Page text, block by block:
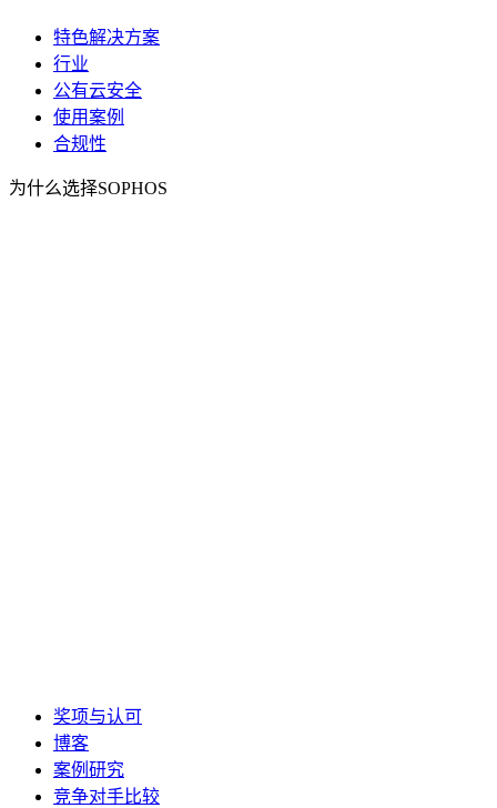
特色解决方案
行业
公有云安全
使用案例
合规性
为什么选择SOPHOS
奖项与认可
博客
案例研究
竞争对手比较